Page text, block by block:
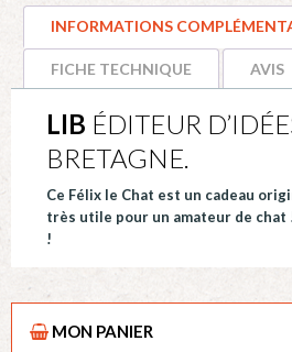
bloc-
filtres,
Plastique
recyclé.
INFORMATIONS
FICHE TECHNIQUE AVIS
LIB ÉDITEUR
BRETAGNE.
Ce Félix le Chat est un cadeau
très utile pour un amateur de chat
!
MON PANIER